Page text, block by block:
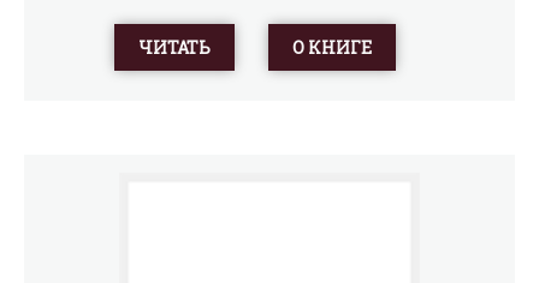
тысячелетия до нашей эры до IX века нашей эры.
ЧИТАТЬ О КНИГЕ